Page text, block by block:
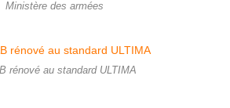
Ministère des armées
rénové au standard ULTIMA